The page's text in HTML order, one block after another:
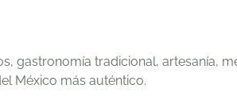
gastronomía tradicional, artesanía,
México más auténtico.